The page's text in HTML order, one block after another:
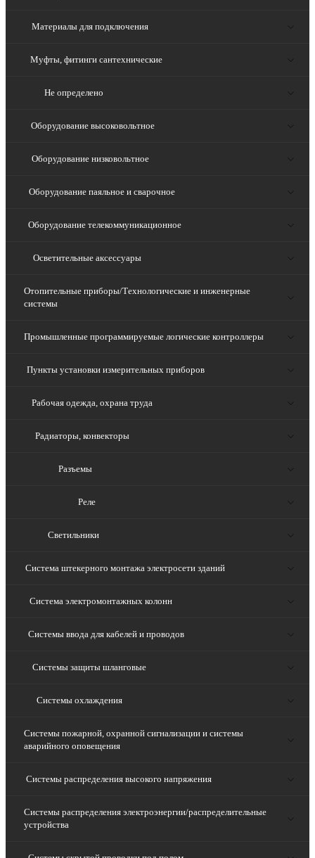
Материалы для подключения
Муфты, фитинги сантехнические
Не определено
Оборудование высоковольтное
Оборудование низковольтное
Оборудование паяльное и сварочное
Оборудование телекоммуникационное
Осветительные аксессуары
Отопительные приборы/Технологические и инженерные
системы
Промышленные программируемые логические контроллеры
Пункты установки измерительных приборов
Рабочая одежда, охрана труда
Радиаторы, конвекторы
Разъемы
Реле
Светильники
Система штекерного монтажа электросети зданий
Система электромонтажных колонн
Системы ввода для кабелей и проводов
Системы защиты шланговые
Системы охлаждения
Системы пожарной, охранной сигнализации и системы
аварийного оповещения
Системы распределения высокого напряжения
Системы распределения электроэнергии/распределительные
устройства